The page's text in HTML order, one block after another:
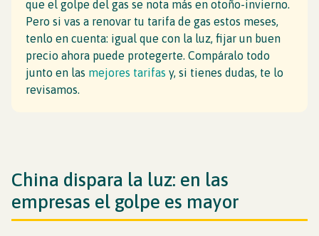
que el golpe del gas se nota más en otoño-invierno.
Pero si vas a renovar tu tarifa de gas estos meses,
tenlo en cuenta: igual que con la luz, fijar un buen
precio ahora puede protegerte. Compáralo todo
junto en las mejores tarifas y, si tienes dudas, te lo
revisamos.
China dispara la luz: en las
empresas el golpe es mayor